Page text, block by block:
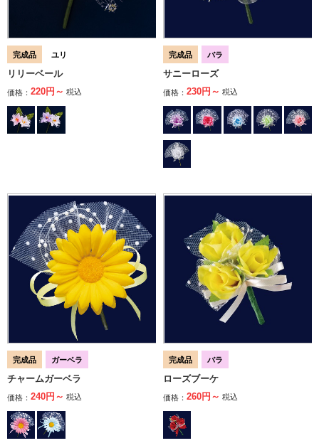
完成品 ユリ
リリーベール
価格： 220円～ 税込
完成品 バラ
サニーローズ
価格： 230円～ 税込
完成品 ガーベラ
チャームガーベラ
価格： 240円～ 税込
完成品 バラ
ローズブーケ
価格： 260円～ 税込